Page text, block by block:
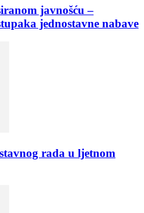
javnošću –
jednostavne nabave
rada u ljetnom